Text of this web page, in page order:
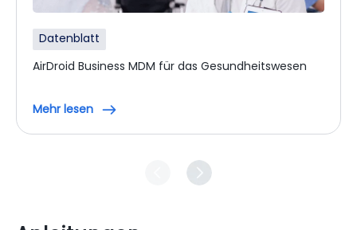
Datenblatt
AirDroid Business MDM für das Gesundheitswesen
Mehr lesen